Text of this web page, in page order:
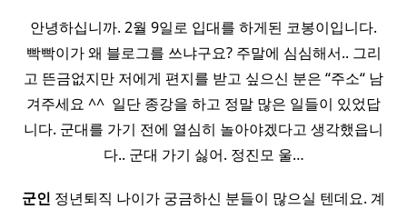
안녕하십니까. 2월 9일로 입대를 하게된 코봉이입니다.
빡빡이가 왜 블로그를 쓰냐구요? 주말에 심심해서.. 그리
고 뜬금없지만 저에게 편지를 받고 싶으신 분은 “주소“ 남
겨주세요 ^^ ​ 일단 종강을 하고 정말 많은 일들이 있었답
니다. 군대를 가기 전에 열심히 놀아야겠다고 생각했읍니
다.. 군대 가기 싫어. 정진모 울…
군인 정년퇴직 나이가 궁금하신 분들이 많으실 텐데요. 계